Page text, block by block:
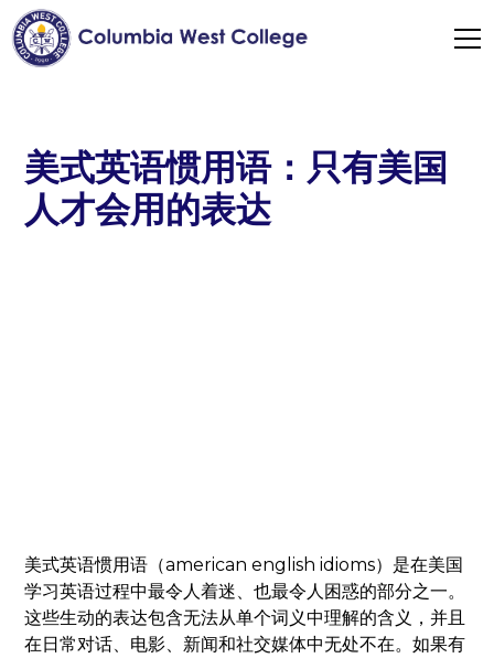
美式英语惯用语：只有美国
人才会用的表达
美式英语惯用语（american english idioms）是在美国
学习英语过程中最令人着迷、也最令人困惑的部分之一。
这些生动的表达包含无法从单个词义中理解的含义，并且
在日常对话、电影、新闻和社交媒体中无处不在。如果有